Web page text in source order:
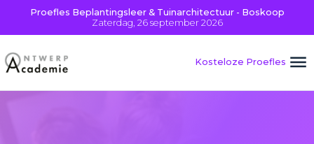
Proefles Beplantingsleer & Tuinarchitectuur - Boskoop
Zaterdag, 26 september 2026
Kosteloze Proefles